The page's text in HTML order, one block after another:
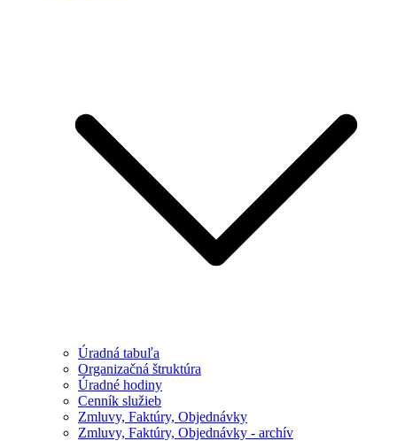
Úradná tabuľa
Organizačná štruktúra
Úradné hodiny
Cenník služieb
Zmluvy, Faktúry, Objednávky
Zmluvy, Faktúry, Objednávky - archív